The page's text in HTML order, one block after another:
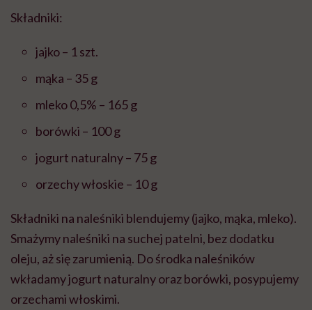
Składniki:
jajko – 1 szt.
mąka – 35 g
mleko 0,5% – 165 g
borówki – 100 g
jogurt naturalny – 75 g
orzechy włoskie – 10 g
Składniki na naleśniki blendujemy (jajko, mąka, mleko).
Smażymy naleśniki na suchej patelni, bez dodatku
oleju, aż się zarumienią. Do środka naleśników
wkładamy jogurt naturalny oraz borówki, posypujemy
orzechami włoskimi.